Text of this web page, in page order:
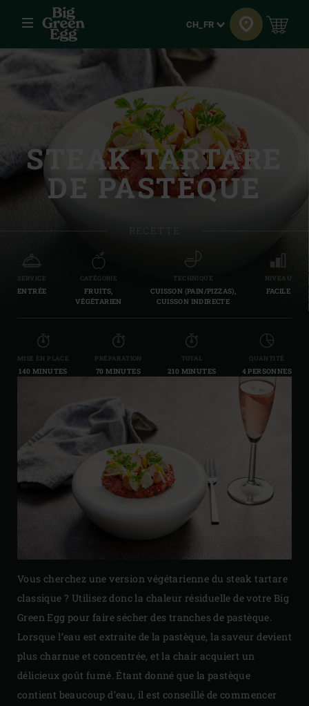
Menu Langue
CH_FR
STEAK TARTARE
DE PASTÈQUE
SERVICE
ENTRÉE
CATÉGORIE
FRUITS,
VÉGÉTARIEN
TECHNIQUE
CUISSON (PAIN/PIZZAS),
CUISSON INDIRECTE
NIVEAU
FACILE
MISE EN PLACE
140 MINUTES
PRÉPARATION
70 MINUTES
TOTAL
210 MINUTES
QUANTITÉ
4 PERSONNES
Vous cherchez une version végétarienne du steak tartare
classique ? Utilisez donc la chaleur résiduelle de votre Big
Green Egg pour faire sécher des tranches de pastèque.
Lorsque l’eau est extraite de la pastèque, la saveur devient
plus charnue et concentrée, et la chair acquiert un
délicieux goût fumé. Étant donné que la pastèque
contient beaucoup d’eau, il est conseillé de commencer